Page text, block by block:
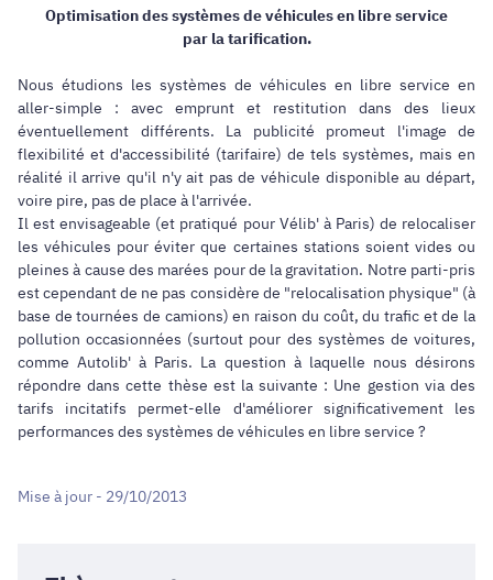
Optimisation des systèmes de véhicules en libre service
par la tarification.
Nous étudions les systèmes de véhicules en libre service en
aller-simple : avec emprunt et restitution dans des lieux
éventuellement différents. La publicité promeut l'image de
flexibilité et d'accessibilité (tarifaire) de tels systèmes, mais en
réalité il arrive qu'il n'y ait pas de véhicule disponible au départ,
voire pire, pas de place à l'arrivée.
Il est envisageable (et pratiqué pour Vélib' à Paris) de relocaliser
les véhicules pour éviter que certaines stations soient vides ou
pleines à cause des marées pour de la gravitation. Notre parti-pris
est cependant de ne pas considère de "relocalisation physique" (à
base de tournées de camions) en raison du coût, du trafic et de la
pollution occasionnées (surtout pour des systèmes de voitures,
comme Autolib' à Paris. La question à laquelle nous désirons
répondre dans cette thèse est la suivante : Une gestion via des
tarifs incitatifs permet-elle d'améliorer significativement les
performances des systèmes de véhicules en libre service ?
Mise à jour - 29/10/2013